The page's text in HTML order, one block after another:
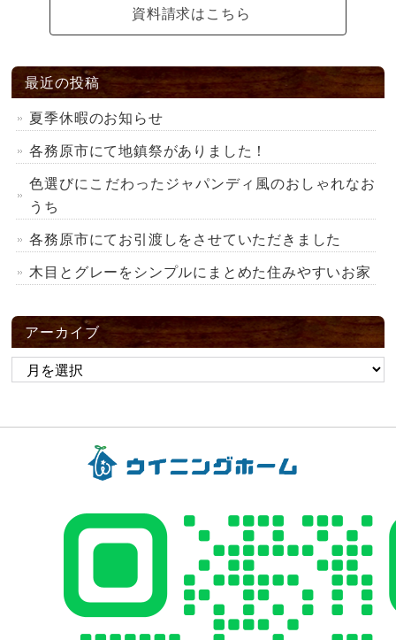
資料請求はこちら
最近の投稿
夏季休暇のお知らせ
各務原市にて地鎮祭がありました！
色選びにこだわったジャパンディ風のおしゃれなお
うち
各務原市にてお引渡しをさせていただきました
木目とグレーをシンプルにまとめた住みやすいお家
アーカイブ